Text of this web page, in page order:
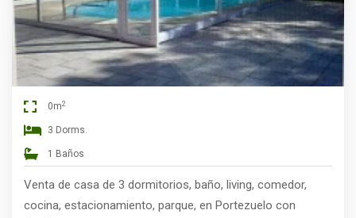
0m2
3 Dorms.
1 Baños
Venta de casa de 3 dormitorios, baño, living, comedor,
cocina, estacionamiento, parque, en Portezuelo con